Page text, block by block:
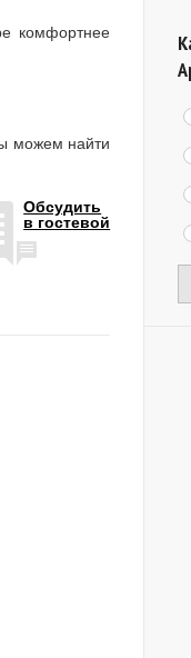
комфортнее
можем найти
Обсудить
в гостевой